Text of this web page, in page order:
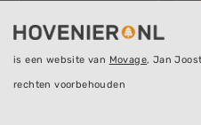
is een website van Movage, Jan
rechten voorbehouden